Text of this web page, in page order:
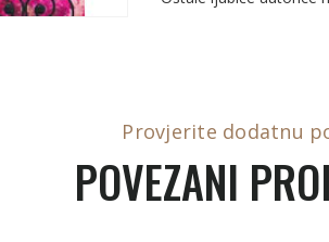
Provjerite dodatnu
POVEZANI